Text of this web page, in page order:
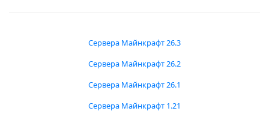
Сервера Майнкрафт 26.3
Сервера Майнкрафт 26.2
Сервера Майнкрафт 26.1
Сервера Майнкрафт 1.21